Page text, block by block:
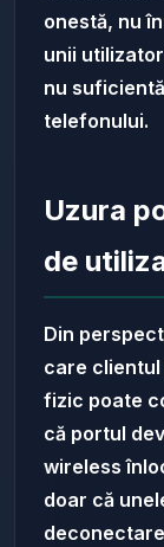
onestă, nu
unii
nu
telefonului.
Uzura
de
Din
care
fizic poate
că portul
wireless
doar că